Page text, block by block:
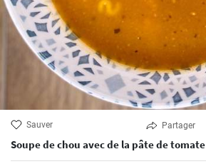
Sauver Partager
Soupe de chou avec de la pâte de tomate